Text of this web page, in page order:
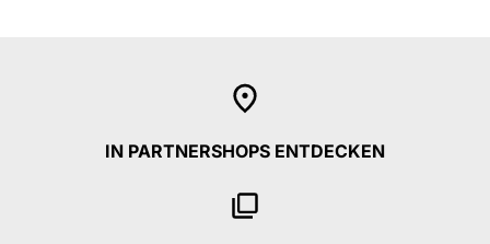
IN PARTNERSHOPS ENTDECKEN